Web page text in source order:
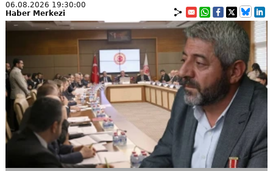
06.08.2026 19:30:00
Haber Merkezi